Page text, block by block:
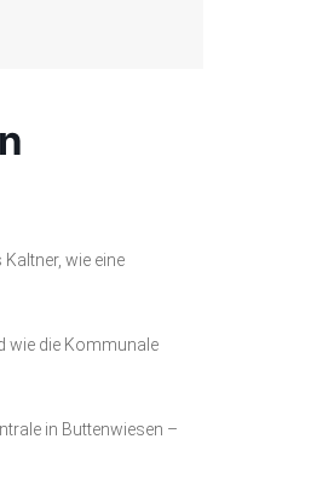
wie eine
wie die Kommunale
in Buttenwiesen –